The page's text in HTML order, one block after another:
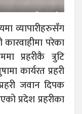
व्यापारीहरुसँग
कारवाहीमा परेका
प्रहरीकै त्रुटि
कार्यरत प्रहरी
जवान दिपक
प्रदेश प्रहरीका